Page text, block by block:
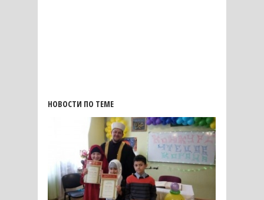
НОВОСТИ ПО ТЕМЕ